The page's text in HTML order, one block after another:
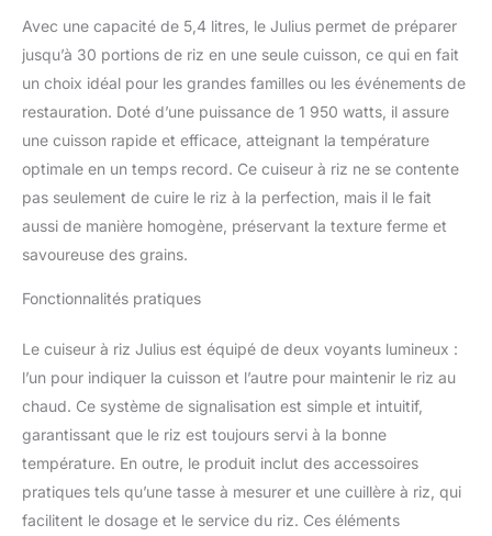
Avec une capacité de 5,4 litres, le Julius permet de préparer
jusqu’à 30 portions de riz en une seule cuisson, ce qui en fait
un choix idéal pour les grandes familles ou les événements de
restauration. Doté d’une puissance de 1 950 watts, il assure
une cuisson rapide et efficace, atteignant la température
optimale en un temps record. Ce cuiseur à riz ne se contente
pas seulement de cuire le riz à la perfection, mais il le fait
aussi de manière homogène, préservant la texture ferme et
savoureuse des grains.
Fonctionnalités pratiques
Le cuiseur à riz Julius est équipé de deux voyants lumineux :
l’un pour indiquer la cuisson et l’autre pour maintenir le riz au
chaud. Ce système de signalisation est simple et intuitif,
garantissant que le riz est toujours servi à la bonne
température. En outre, le produit inclut des accessoires
pratiques tels qu’une tasse à mesurer et une cuillère à riz, qui
facilitent le dosage et le service du riz. Ces éléments